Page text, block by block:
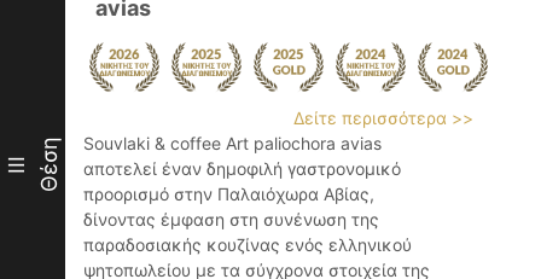
III Θέση
avias
Δείτε περισσότερα >>
Souvlaki & coffee Art paliochora avias
αποτελεί έναν δημοφιλή γαστρονομικό
προορισμό στην Παλαιόχωρα Αβίας,
δίνοντας έμφαση στη συνένωση της
παραδοσιακής κουζίνας ενός ελληνικού
ψητοπωλείου με τα σύγχρονα στοιχεία της